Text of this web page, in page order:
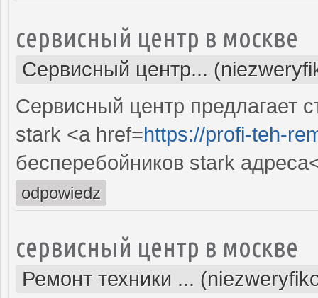
сервисный центр в москве
Сервисный центр...
Сервисный центр предлагает
stark <a href=https://profi-teh-
бесперебойников stark
odpowiedz
сервисный центр в москве
Ремонт техники ...